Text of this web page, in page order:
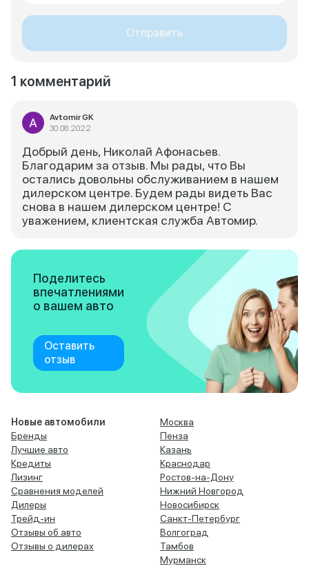
Отправить
1 комментарий
Avtomir GK
30.08.2022
Добрый день, Николай Афонасьев.
Благодарим за отзыв. Мы рады, что Вы
остались довольны обслуживанием в нашем
дилерском центре. Будем рады видеть Вас
снова в нашем дилерском центре! С
уважением, клиентская служба Автомир.
Поделитесь
впечатлениями
о вашем авто
Оставить
отзыв
Новые автомобили
Бренды
Лучшие авто
Кредиты
Лизинг
Сравнения моделей
Дилеры
Трейд-ин
Отзывы об авто
Отзывы о дилерах
Москва
Пенза
Казань
Краснодар
Ростов-на-Дону
Нижний Новгород
Новосибирск
Санкт-Петербург
Волгоград
Тамбов
Мурманск